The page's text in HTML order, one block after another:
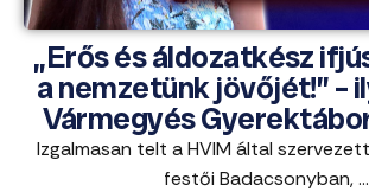
„Erős és áldozatkész
a nemzetünk jövőjét!” –
Vármegyés
Izgalmasan telt a HVIM által
festői Badacsonyban, ...